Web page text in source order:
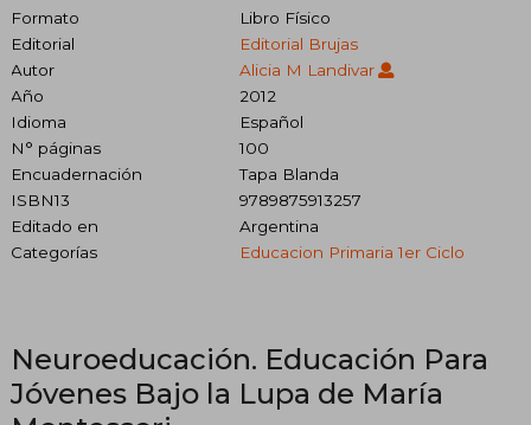
Formato
Libro Físico
Editorial
Editorial Brujas
Autor
Alicia M Landivar
Año
2012
Idioma
Español
N° páginas
100
Encuadernación
Tapa Blanda
ISBN13
9789875913257
Editado en
Argentina
Categorías
Educacion Primaria 1er Ciclo
Neuroeducación. Educación Para
Jóvenes Bajo la Lupa de María